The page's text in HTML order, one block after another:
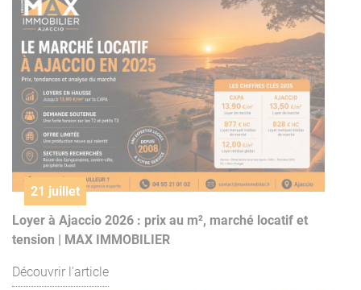
21 juillet
Loyer à Ajaccio 2026 : prix au m², marché locatif et
tension | MAX IMMOBILIER
Découvrir l'article